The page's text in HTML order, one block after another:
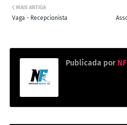
MAIS ANTIGA
Vaga - Recepcionista
Publicada por